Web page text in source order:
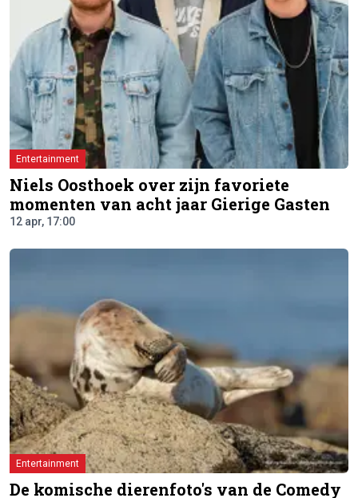
Entertainment
Niels Oosthoek over zijn favoriete
momenten van acht jaar Gierige Gasten
12 apr, 17:00
Entertainment
De komische dierenfoto's van de Comedy